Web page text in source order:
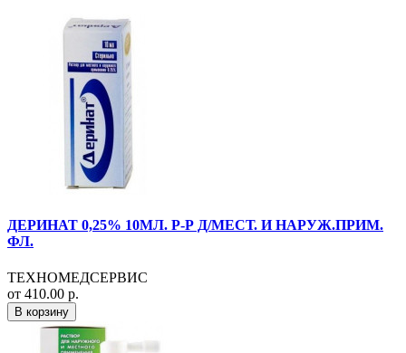
ДЕРИНАТ 0,25% 10МЛ. Р-Р Д/МЕСТ. И НАРУЖ.ПРИМ.
ФЛ.
ТЕХНОМЕДСЕРВИС
от 410.00 р.
В корзину